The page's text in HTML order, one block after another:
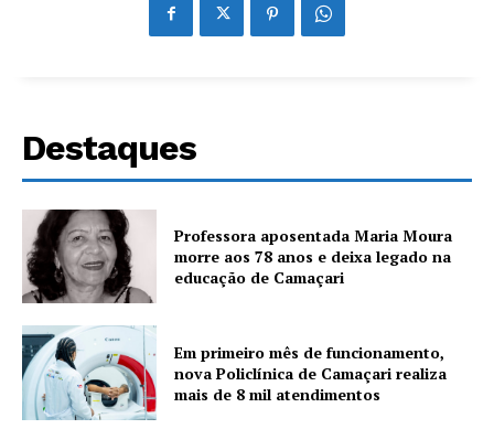
Destaques
Professora aposentada Maria Moura
morre aos 78 anos e deixa legado na
educação de Camaçari
Em primeiro mês de funcionamento,
nova Policlínica de Camaçari realiza
mais de 8 mil atendimentos